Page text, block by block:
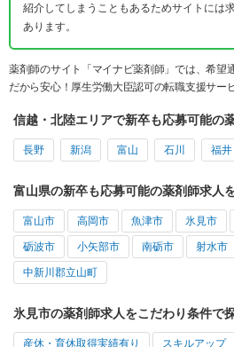
紹介してしまうこともあるためサイトには
あります。
薬剤師のサイト「マイナビ薬剤師」では、希望
だから安心！厚生労働大臣認可の転職支援サー
信越・北陸エリアで新卒も応募可能の
長野 新潟 富山 石川 福井
富山県の新卒も応募可能の薬剤師求人
富山市 高岡市 魚津市 氷見市
砺波市 小矢部市 南砺市 射水市
中新川郡立山町
氷見市の薬剤師求人をこだわり条件で
産休・育休取得実績有り スキルアップ